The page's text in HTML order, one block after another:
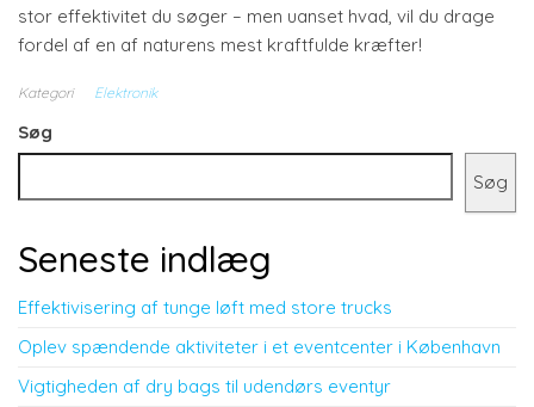
stor effektivitet du søger – men uanset hvad, vil du drage
fordel af en af naturens mest kraftfulde kræfter!
Kategori Elektronik
Søg
Søg
Seneste indlæg
Effektivisering af tunge løft med store trucks
Oplev spændende aktiviteter i et eventcenter i København
Vigtigheden af dry bags til udendørs eventyr